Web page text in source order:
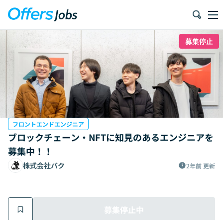
募集停止
フロントエンドエンジニア
ブロックチェーン・NFTに知見のあるエンジニアを
募集中！！
株式会社バク 2年前 更新
募集停止中